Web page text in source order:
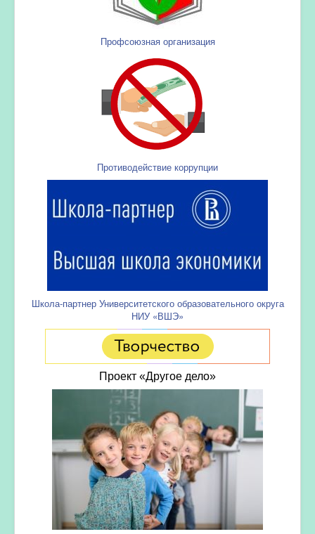
Профсоюзная организация
Противодействие коррупции
Школа-партнер Университетского образовательного округа
НИУ «ВШЭ»
Проект «Другое дело»